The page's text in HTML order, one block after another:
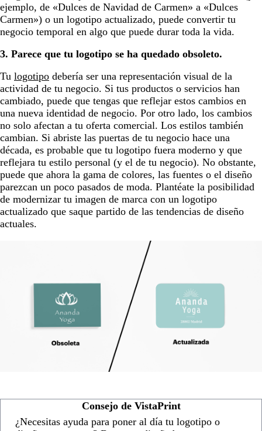
ejemplo, de «Dulces de Navidad de Carmen» a «Dulces
Carmen») o un logotipo actualizado, puede convertir tu
negocio temporal en algo que puede durar toda la vida.
3. Parece que tu logotipo se ha quedado obsoleto.
Tu logotipo debería ser una representación visual de la
actividad de tu negocio. Si tus productos o servicios han
cambiado, puede que tengas que reflejar estos cambios en
una nueva identidad de negocio. Por otro lado, los cambios
no solo afectan a tu oferta comercial. Los estilos también
cambian. Si abriste las puertas de tu negocio hace una
década, es probable que tu logotipo fuera moderno y que
reflejara tu estilo personal (y el de tu negocio). No obstante,
puede que ahora la gama de colores, las fuentes o el diseño
parezcan un poco pasados de moda. Plantéate la posibilidad
de modernizar tu imagen de marca con un logotipo
actualizado que saque partido de las tendencias de diseño
actuales.
Consejo de VistaPrint
¿Necesitas ayuda para poner al día tu logotipo o